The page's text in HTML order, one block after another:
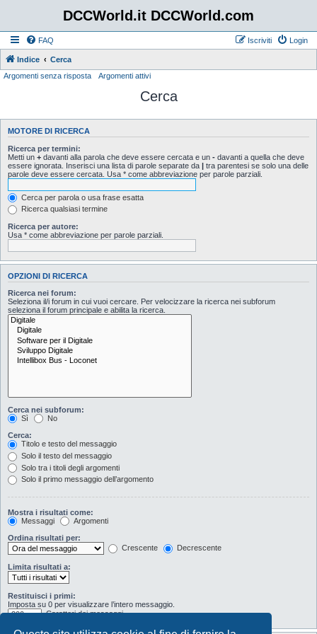
DCCWorld.it DCCWorld.com
FAQ Login
Iscriviti
Indice
Cerca
Argomenti senza risposta
Argomenti attivi
Cerca
MOTORE DI RICERCA
Ricerca per termini:
Metti un + davanti alla parola che deve essere cercata e un - davanti a quella che deve
essere ignorata. Inserisci una lista di parole separate da | tra parentesi se solo una delle
parole deve essere cercata. Usa * come abbreviazione per parole parziali.
Cerca per parola o usa frase esatta
Ricerca qualsiasi termine
Ricerca per autore:
Usa * come abbreviazione per parole parziali.
OPZIONI DI RICERCA
Ricerca nei forum:
Seleziona il/i forum in cui vuoi cercare. Per velocizzare la ricerca nei subforum
seleziona il forum principale e abilita la ricerca.
Cerca nei subforum:
Sì
No
Cerca:
Titolo e testo del messaggio
Solo il testo del messaggio
Solo tra i titoli degli argomenti
Solo il primo messaggio dell’argomento
Mostra i risultati come:
Messaggi
Argomenti
Ordina risultati per:
Crescente
Decrescente
Limita risultati a:
Restituisci i primi:
Imposta su 0 per visualizzare l’intero messaggio.
Caratteri dei messaggi